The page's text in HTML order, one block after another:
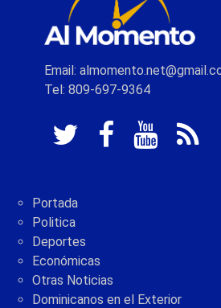
Email:
Tel: 809-697-9364
Portada
Politica
Deportes
Económicas
Otras Noticias
Dominicanos en el Exterior